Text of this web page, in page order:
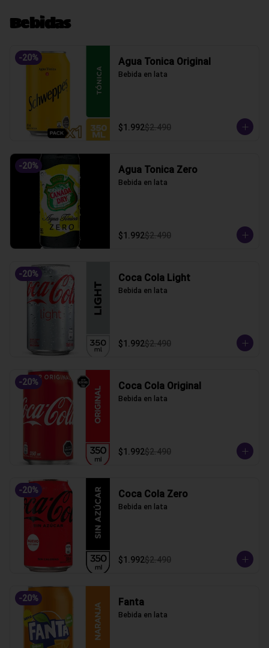
Bebidas
-20% Agua Tonica Original
Bebida en lata
$1.992$2.490
-20% Agua Tonica Zero
Bebida en lata
$1.992$2.490
-20% Coca Cola Light
Bebida en lata
$1.992$2.490
-20% Coca Cola Original
Bebida en lata
$1.992$2.490
-20% Coca Cola Zero
Bebida en lata
$1.992$2.490
-20% Fanta
Bebida en lata